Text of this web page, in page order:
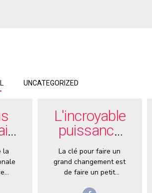
UNCATEGORIZED
la
L'incroyable
puissance
des petits
changements
La clé pour faire un
grand changement est
de faire un petit